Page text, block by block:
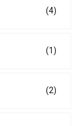
(4)
(1)
(2)